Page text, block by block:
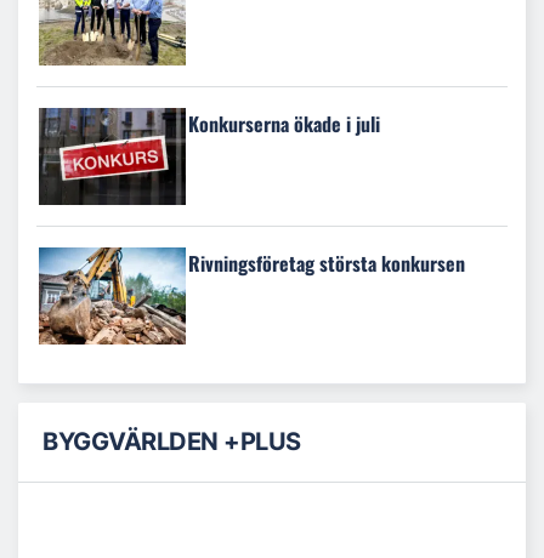
Konkurserna ökade i juli
Rivningsföretag största konkursen
BYGGVÄRLDEN +PLUS